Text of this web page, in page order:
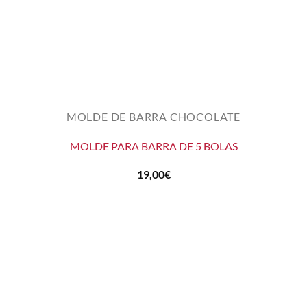
MOLDE DE BARRA CHOCOLATE
MOLDE PARA BARRA DE 5 BOLAS
19,00€